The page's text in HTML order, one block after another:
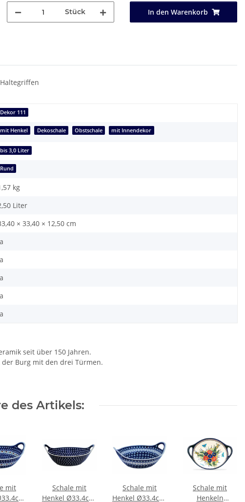
Stück In den Warenkorb
Dekor 111
mit Henkel Dekoschale Obstschale mit Innendekor
bis 3,0 Liter
Rund
kg
Liter
× 33,40 × 12,50 cm
seit über 150 Jahren.
Burg mit den drei Türmen.
des Artikels:
mit
Schale mit
Henkel Ø33.4cm,
Schale mit
Henkel Ø33.4cm,
Schale mit
Henkeln